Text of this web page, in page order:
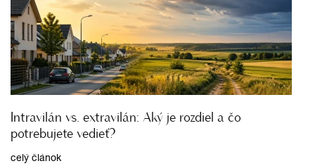
Intravilán vs. extravilán: Aký je rozdiel a čo
potrebujete vedieť?
celý článok